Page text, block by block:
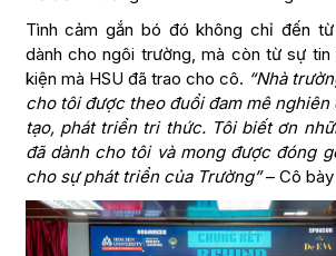
Tình cảm gắn bó đó không chỉ đến
dành cho ngôi trường, mà còn từ sự
kiện mà HSU đã trao cho cô. “Nhà
cho tôi được theo đuổi đam mê nghiên
tạo, phát triển tri thức. Tôi biết ơn
đã dành cho tôi và mong được đóng
cho sự phát triển của Trường”– Cô